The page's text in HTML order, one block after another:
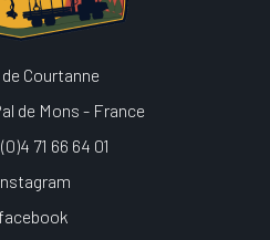
Courtanne
de Mons - France
71 66 64 01